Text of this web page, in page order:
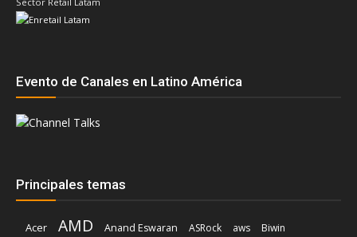
Evento de Canales en Latino América
Principales temas
Acer AMD Anand Eswaran ASRock aws
Biwin